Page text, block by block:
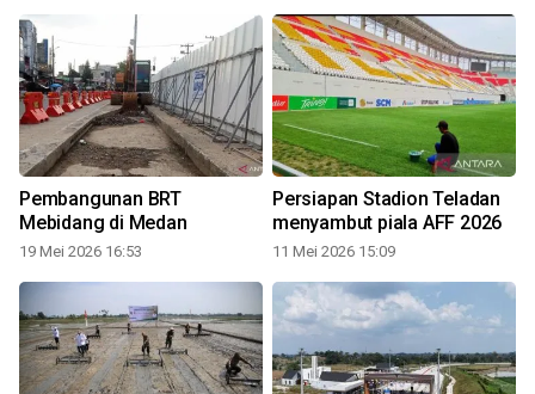
Pembangunan BRT
Mebidang di Medan
19 Mei 2026 16:53
Persiapan Stadion Teladan
menyambut piala AFF 2026
11 Mei 2026 15:09